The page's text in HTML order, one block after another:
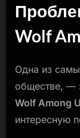
Wolf
Одна из
обществе, —
Wolf Among
интересную